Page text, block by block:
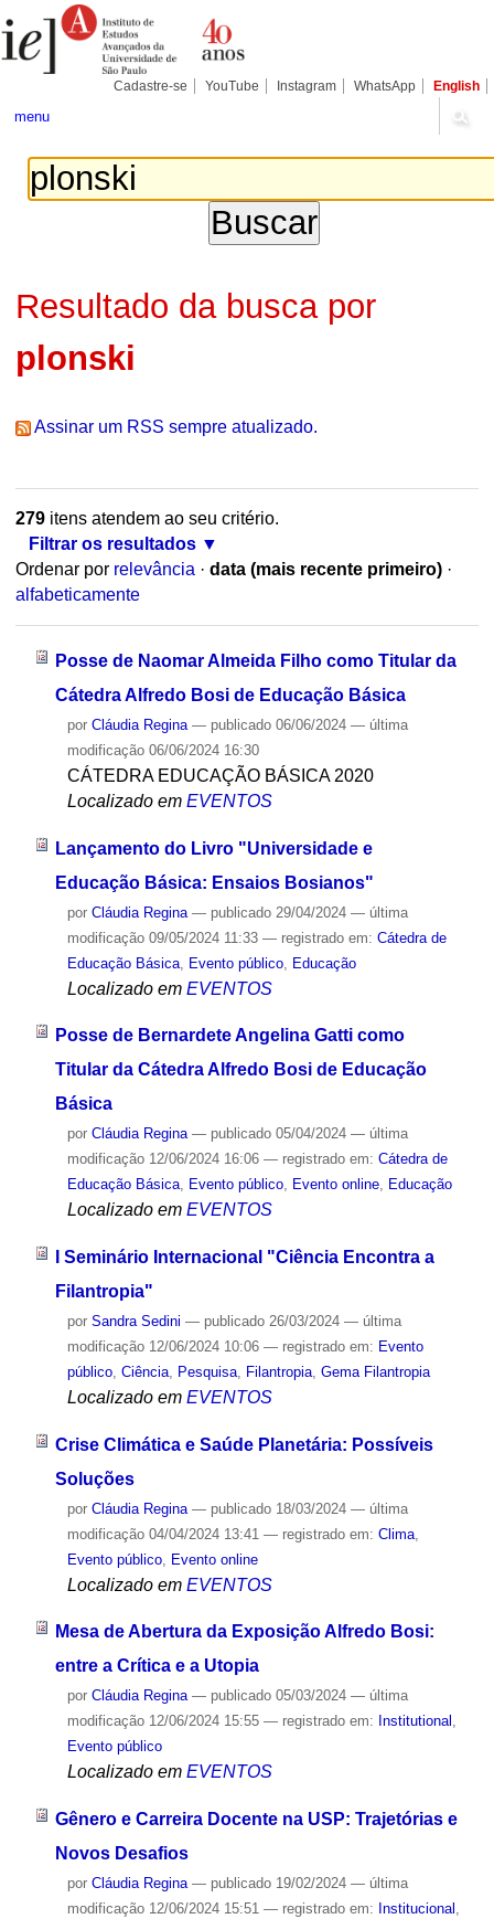
para
conteúdo.
Pessoais
Cadastre-se YouTube Instagram WhatsApp English
menu
Resultado da busca por
plonski
Assinar um RSS sempre atualizado.
279itens atendem ao seu critério.
Filtrar os resultados
Ordenar por relevância · data (mais recente primeiro) ·
alfabeticamente
Posse de Naomar Almeida Filho como Titular da
Cátedra Alfredo Bosi de Educação Básica
por Cláudia Regina — publicado06/06/2024 — última
modificação06/06/2024 16:30
CÁTEDRA EDUCAÇÃO BÁSICA 2020
Localizado em EVENTOS
Lançamento do Livro "Universidade e
Educação Básica: Ensaios Bosianos"
por Cláudia Regina — publicado29/04/2024 — última
modificação09/05/2024 11:33 — registrado em: Cátedra de
Educação Básica, Evento público, Educação
Localizado em EVENTOS
Posse de Bernardete Angelina Gatti como
Titular da Cátedra Alfredo Bosi de Educação
Básica
por Cláudia Regina — publicado05/04/2024 — última
modificação12/06/2024 16:06 — registrado em: Cátedra de
Educação Básica, Evento público, Evento online, Educação
Localizado em EVENTOS
I Seminário Internacional "Ciência Encontra a
Filantropia"
por Sandra Sedini — publicado26/03/2024 — última
modificação12/06/2024 10:06 — registrado em: Evento
público, Ciência, Pesquisa, Filantropia, Gema Filantropia
Localizado em EVENTOS
Crise Climática e Saúde Planetária: Possíveis
Soluções
por Cláudia Regina — publicado18/03/2024 — última
modificação04/04/2024 13:41 — registrado em: Clima,
Evento público, Evento online
Localizado em EVENTOS
Mesa de Abertura da Exposição Alfredo Bosi:
entre a Crítica e a Utopia
por Cláudia Regina — publicado05/03/2024 — última
modificação12/06/2024 15:55 — registrado em: Institutional ,
Evento público
Localizado em EVENTOS
Gênero e Carreira Docente na USP: Trajetórias e
Novos Desafios
por Cláudia Regina — publicado19/02/2024 — última
modificação12/06/2024 15:51 — registrado em: Institucional ,